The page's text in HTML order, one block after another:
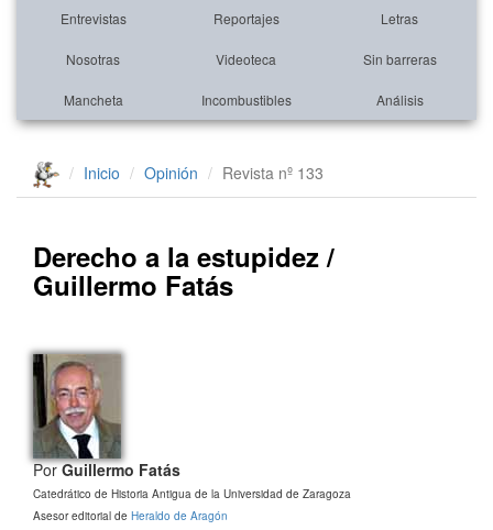
Entrevistas Reportajes Letras
Nosotras Videoteca Sin barreras
Mancheta Incombustibles Análisis
Inicio Opinión Revista nº 133
Derecho a la estupidez /
Guillermo Fatás
PorGuillermo Fatás
Catedrático de Historia Antigua de la Universidad de Zaragoza
Asesor editorial de Heraldo de Aragón